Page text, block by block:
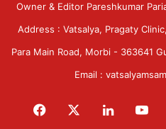
Owner & Editor Pareshkumar
Address : Vatsalya, Pragaty
Para Main Road, Morbi - 363641
Email :
Facebook LinkedIn